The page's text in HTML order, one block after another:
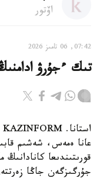
اۆتور
07:42, 06 تامىز 2026
تىك ءجۇرۋ
عانا ەمەس، شەشىم
قورىتىندىعا
جۇرگىزگەن جاڭا